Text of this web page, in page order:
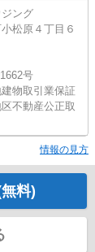
ング
松原４丁目６
号
建物取引業保証
不動産公正取
情報の見方
料)